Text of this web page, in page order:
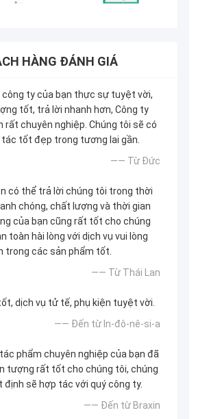
HÀNG ĐÁNH GIÁ
công ty của bạn thực sự tuyệt vời,
tốt, trả lời nhanh hơn, Công ty
rất chuyên nghiệp. Chúng tôi sẽ có
tốt đẹp trong tương lai gần.
—— Từ Đức
có thể trả lời chúng tôi trong thời
chóng, chất lượng và thời gian
của bạn cũng rất tốt cho chúng
toàn hài lòng với dịch vụ vui lòng
trong các sản phẩm tốt.
—— Từ Thái Lan
dịch vụ tử tế, phụ kiện tuyệt vời.
—— Đến từ In-đô-nê-si-a
phẩm chuyên nghiệp của bạn đã
tượng rất tốt cho chúng tôi, chúng
định sẽ hợp tác với quý công ty.
—— Đến từ Braxin